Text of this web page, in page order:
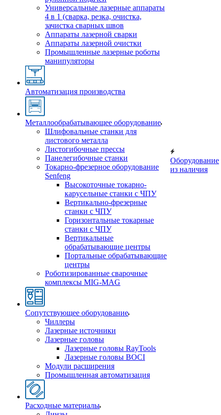
Универсальные лазерные аппараты
4 в 1 (сварка, резка, очистка,
зачистка сварных швов
Аппараты лазерной сварки
Аппараты лазерной очистки
Промышленные лазерные роботы
манипуляторы
Автоматизация производства
Металлообрабатывающее оборудование
Шлифовальные станки для
листового металла
Листогибочные прессы
Панелегибочные станки
Токарно-фрезерное оборудование
Senfeng
Высокоточные токарно-
карусельные станки с ЧПУ
Вертикально-фрезерные
станки с ЧПУ
Горизонтальные токарные
станки с ЧПУ
Вертикальные
обрабатывающие центры
Портальные обрабатывающие
центры
Роботизированные сварочные
комплексы MIG-MAG
Сопутствующее оборудование
Чиллеры
Лазерные источники
Лазерные головы
Лазерные головы RayTools
Лазерные головы BOCI
Модули расширения
Промышленная автоматизация
Расходные материалы
Оборудование
из наличия